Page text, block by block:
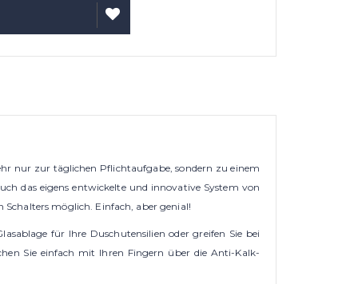
AUF
nur zur täglichen Pflichtaufgabe, sondern zu einem
das eigens entwickelte und innovative System von
Schalters möglich. Einfach, aber genial!
für Ihre Duschutensilien oder greifen Sie bei
Sie einfach mit Ihren Fingern über die Anti-Kalk-